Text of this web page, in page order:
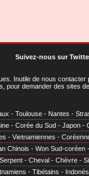
Suivez-nous sur
. Inutile de nous
pour demander des sites
- Toulouse - Nantes -
- Corée du Sud - Japon -
- Vietnamiennes -
Chinois - Won Sud-coréen
Serpent - Cheval - Chèvre -
- Tibétains -